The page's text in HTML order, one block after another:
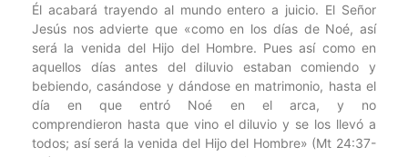
Él acabará trayendo al mundo entero a juicio. El Señor
Jesús nos advierte que «como en los días de Noé, así
será la venida del Hijo del Hombre. Pues así como en
aquellos días antes del diluvio estaban comiendo y
bebiendo, casándose y dándose en matrimonio, hasta el
día en que entró Noé en el arca, y no
comprendieron hasta que vino el diluvio y se los llevó a
todos; así será la venida del Hijo del Hombre» (Mt 24:37-